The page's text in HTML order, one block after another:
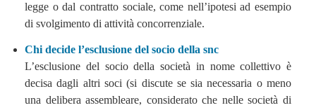
legge o dal contratto sociale, come nell’ipotesi ad esempio
di svolgimento di attività concorrenziale.
Chi decide l’esclusione del socio della snc
L’esclusione del socio della società in nome collettivo è
decisa dagli altri soci (si discute se sia necessaria o meno
una delibera assembleare, considerato che nelle società di